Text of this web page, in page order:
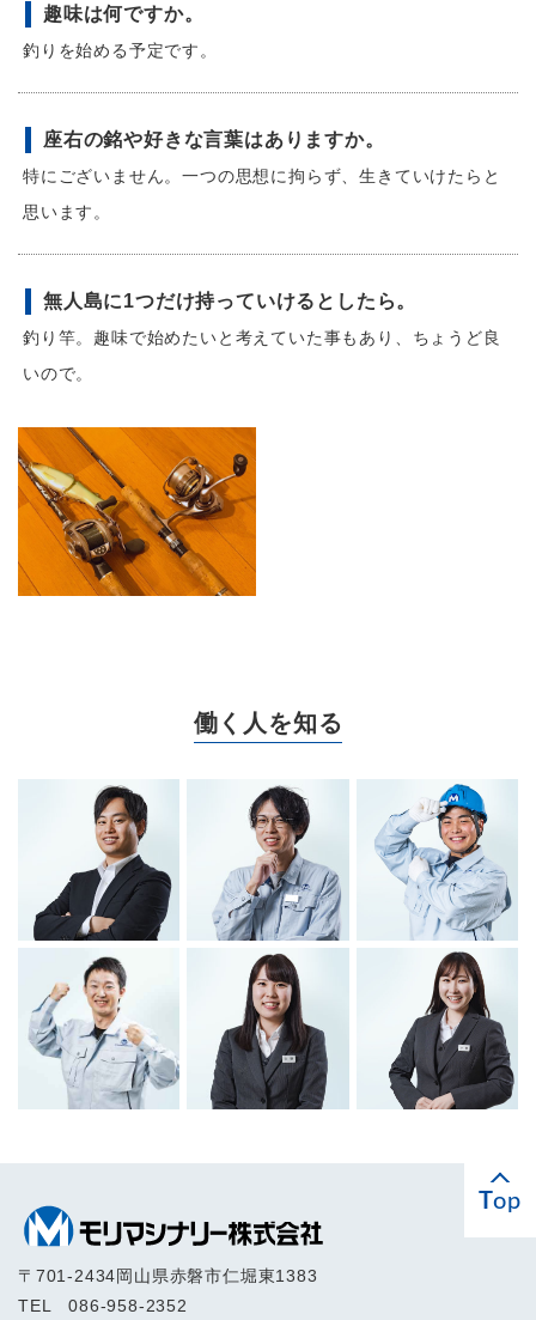
趣味は何ですか。
釣りを始める予定です。
座右の銘や好きな言葉はありますか。
特にございません。一つの思想に拘らず、生きていけたらと
思います。
無人島に1つだけ持っていけるとしたら。
釣り竿。趣味で始めたいと考えていた事もあり、ちょうど良
いので。
働く人を知る
〒701-2434岡山県赤磐市仁堀東1383
TEL086-958-2352
Top